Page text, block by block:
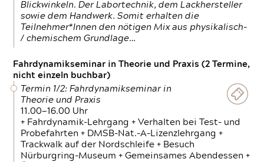
Blickwinkeln. Der Labortechnik, dem Lackhersteller
sowie dem Handwerk. Somit erhalten die
Teilnehmer*Innen den nötigen Mix aus physikalisch-
/ chemischem Grundlage…
Fahrdynamikseminar in Theorie und Praxis (2 Termine,
nicht einzeln buchbar)
Termin 1/2: Fahrdynamikseminar in
Theorie und Praxis
11.00—16.00 Uhr
+ Fahrdynamik-Lehrgang + Verhalten bei Test- und
Probefahrten + DMSB-Nat.-A-Lizenzlehrgang +
Trackwalk auf der Nordschleife + Besuch
Nürburgring-Museum + Gemeinsames Abendessen +